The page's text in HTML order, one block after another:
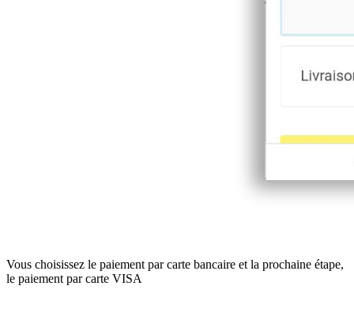
Vous choisissez le paiement par carte bancaire et la prochaine étape,
le paiement par carte VISA